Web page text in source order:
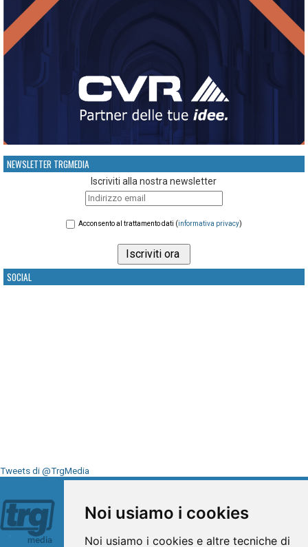
Noi usiamo i cookies
Noi usiamo i cookies e altre tecniche di
NEWSLETTER TRGMEDIA
Iscriviti alla nostra newsletter
Acconsento al trattamento dati (informativa privacy)
SOCIAL
Tweets di @TrgMedia